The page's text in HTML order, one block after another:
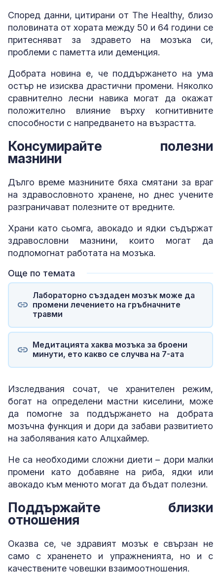
Според данни, цитирани от The Healthy, близо
половината от хората между 50 и 64 години се
притесняват за здравето на мозъка си,
проблеми с паметта или деменция.
Добрата новина е, че поддържането на ума
остър не изисква драстични промени. Няколко
сравнително лесни навика могат да окажат
положително влияние върху когнитивните
способности с напредването на възрастта.
Консумирайте полезни
мазнини
Дълго време мазнините бяха смятани за враг
на здравословното хранене, но днес учените
разграничават полезните от вредните.
Храни като сьомга, авокадо и ядки съдържат
здравословни мазнини, които могат да
подпомогнат работата на мозъка.
Още по темата
Лабораторно създаден мозък може да
промени лечението на гръбначните
травми
Медитацията хаква мозъка за броени
минути, ето какво се случва на 7-ата
Изследвания сочат, че хранителен режим,
богат на определени мастни киселини, може
да помогне за поддържането на добрата
мозъчна функция и дори да забави развитието
на заболявания като Алцхаймер.
Не са необходими сложни диети – дори малки
промени като добавяне на риба, ядки или
авокадо към менюто могат да бъдат полезни.
Поддържайте близки
отношения
Оказва се, че здравият мозък е свързан не
само с храненето и упражненията, но и с
качествените човешки взаимоотношения.